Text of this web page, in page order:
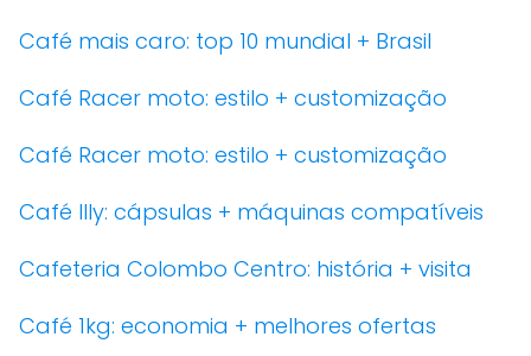
Café mais caro: top 10 mundial + Brasil
Café Racer moto: estilo + customização
Café Racer moto: estilo + customização
Café Illy: cápsulas + máquinas compatíveis
Cafeteria Colombo Centro: história + visita
Café 1kg: economia + melhores ofertas